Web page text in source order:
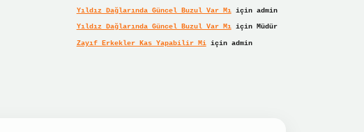
Yıldız Dağlarında Güncel Buzul Var Mıiçin admin
Yıldız Dağlarında Güncel Buzul Var Mıiçin Müdür
Zayıf Erkekler Kas Yapabilir Miiçin admin